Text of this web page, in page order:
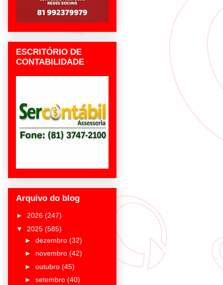
ESCRITÓRIO DE
CONTABILIDADE
Arquivo do blog
► 2026 (247)
▼ 2025 (585)
► dezembro (32)
► novembro (42)
► outubro (45)
► setembro (40)